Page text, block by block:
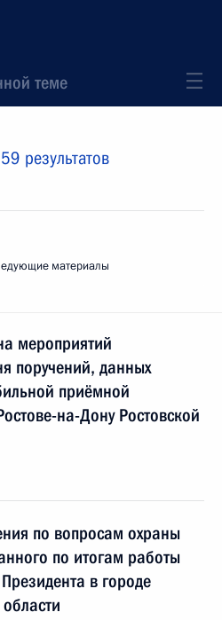
теме
результатов
материалы
мероприятий
поручений, данных
приёмной
на-Дону Ростовской
по вопросам охраны
по итогам работы
в городе